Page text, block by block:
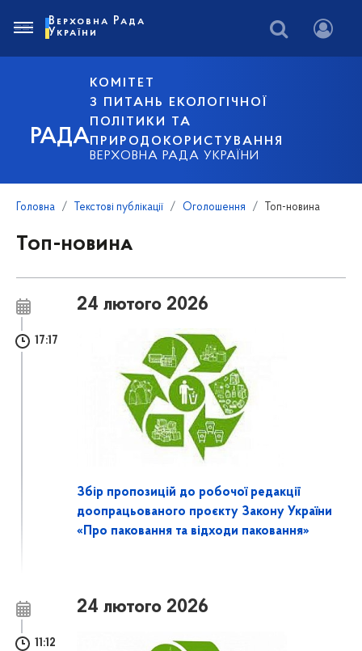
РАДА
КОМІТЕТ
З ПИТАНЬ ЕКОЛОГІЧНОЇ
ПОЛІТИКИ ТА
ПРИРОДОКОРИСТУВАННЯ
ВЕРХОВНА РАДА УКРАЇНИ
Верховна Рада
України
Головна Текстові публікації Оголошення Топ-новина
Топ-новина
24 лютого 2026
17:17
Збір пропозицій до робочої редакції
доопрацьованого проєкту Закону України
«Про паковання та відходи паковання»
24 лютого 2026
11:12